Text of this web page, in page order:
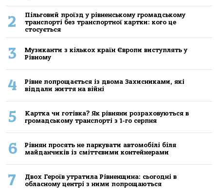
2
Пільговий проїзд у рівненському громадському
транспорті без транспортної картки: кого це
стосується
3
Музиканти з кількох країн Європи виступлять у
Рівному
4
Рівне попрощається із двома Захисниками, які
віддали життя на війні
5
Картка чи готівка? Як рівняни розраховуються в
громадському транспорті з 1-го серпня
6
Рівнян просять не паркувати автомобілі біля
майданчиків із сміттєвими контейнерами
7
Двох Героїв утратила Рівненщина: сьогодні в
обласному центрі з ними попрощаються